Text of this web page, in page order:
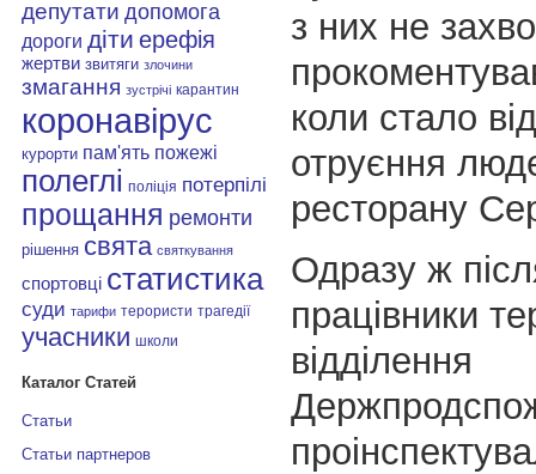
депутати допомога
дороги діти ерефія
жертви звитяги злочини
змагання зустрічі карантин
коронавірус
курорти пам'ять пожежі
полеглі поліція потерпілі
прощання ремонти
рішення свята святкування
спортовці статистика
суди тарифи терористи трагедії
учасники школи
Каталог Статей
Статьи
Статьи партнеров
з них не
коли стало
отруєння
ресторану
Одразу ж
працівники
відділення